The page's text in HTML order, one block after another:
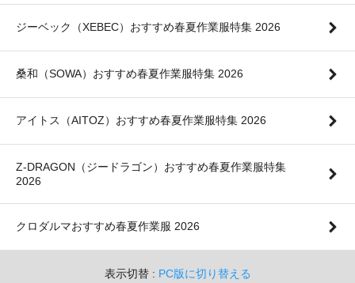
ジーベック（XEBEC）おすすめ春夏作業服特集 2026
桑和（SOWA）おすすめ春夏作業服特集 2026
アイトス（AITOZ）おすすめ春夏作業服特集 2026
Z-DRAGON（ジードラゴン）おすすめ春夏作業服特集
2026
クロダルマおすすめ春夏作業服 2026
表示切替 : PC版に切り替える